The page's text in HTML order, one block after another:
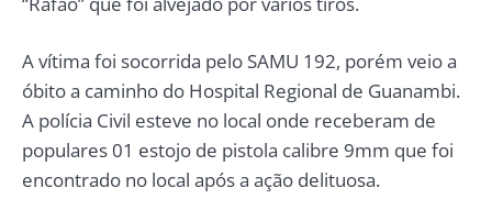
A vítima foi socorrida pelo SAMU 192, porém veio a
óbito a caminho do Hospital Regional de Guanambi.
A polícia Civil esteve no local onde receberam de
populares 01 estojo de pistola calibre 9mm que foi
encontrado no local após a ação delituosa.